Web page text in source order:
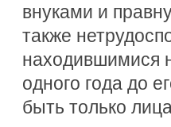
внуками и
также
находившимися
одного года до
быть только